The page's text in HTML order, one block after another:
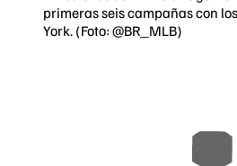
primeras seis campañas con
York. (Foto: @BR_MLB)